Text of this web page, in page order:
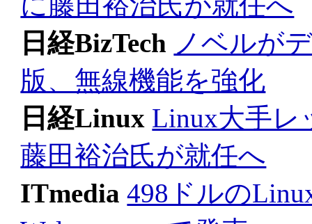
日経BizTech ノベルが
版、無線機能を強化
日経Linux Linux大手レ
藤田裕治氏が就任へ
ITmedia 498ドルの